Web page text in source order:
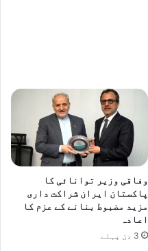
وفاقی وزیر توانائی کا
پاکستان ایران شراکت داری
مزید مضبوط بنانے کے عزم کا
اعادہ
3 دن پہلے